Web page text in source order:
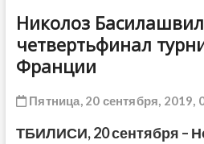
Николоз
четвертьфинал
Франции
Пятница, 20 сентября, 2019,
ТБИЛИСИ, 20 сентября –